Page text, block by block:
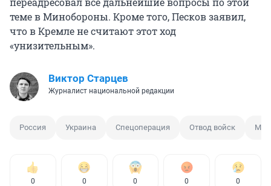
теме в Минобороны. Кроме того, Песков заявил,
что в Кремле не считают этот ход
«унизительным».
Виктор Старцев
Журналист национальной редакции
Россия Украина Спецоперация Отвод войск
0 0 0 0 0